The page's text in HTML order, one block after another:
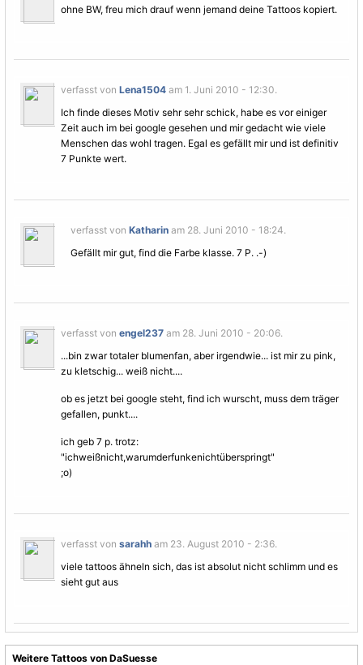
ohne BW, freu mich drauf wenn jemand deine Tattoos kopiert.
verfasst von Lena1504am 1. Juni 2010 - 12:30.
Ich finde dieses Motiv sehr sehr schick, habe es vor einiger
Zeit auch im bei google gesehen und mir gedacht wie viele
Menschen das wohl tragen. Egal es gefällt mir und ist definitiv
7 Punkte wert.
verfasst von Katharinam 28. Juni 2010 - 18:24.
Gefällt mir gut, find die Farbe klasse. 7 P. .-)
verfasst von engel237am 28. Juni 2010 - 20:06.
...bin zwar totaler blumenfan, aber irgendwie... ist mir zu pink,
zu kletschig... weiß nicht....
ob es jetzt bei google steht, find ich wurscht, muss dem träger
gefallen, punkt....
ich geb 7 p. trotz:
"ichweißnicht,warumderfunkenichtüberspringt"
;o)
verfasst von sarahham 23. August 2010 - 2:36.
viele tattoos ähneln sich, das ist absolut nicht schlimm und es
sieht gut aus
Weitere Tattoos von DaSuesse